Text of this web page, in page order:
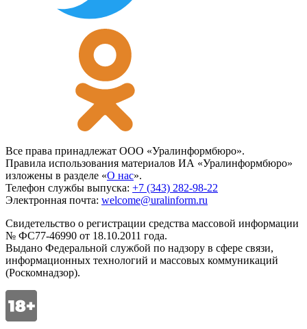
Все права принадлежат ООО «Уралинформбюро».
Правила использования материалов ИА «Уралинформбюро»
изложены в разделе «О нас».
Телефон службы выпуска: +7 (343) 282-98-22
Электронная почта: welcome@uralinform.ru
Свидетельство о регистрации средства массовой информации
№ ФС77-46990 от 18.10.2011 года.
Выдано Федеральной службой по надзору в сфере связи,
информационных технологий и массовых коммуникаций
(Роскомнадзор).